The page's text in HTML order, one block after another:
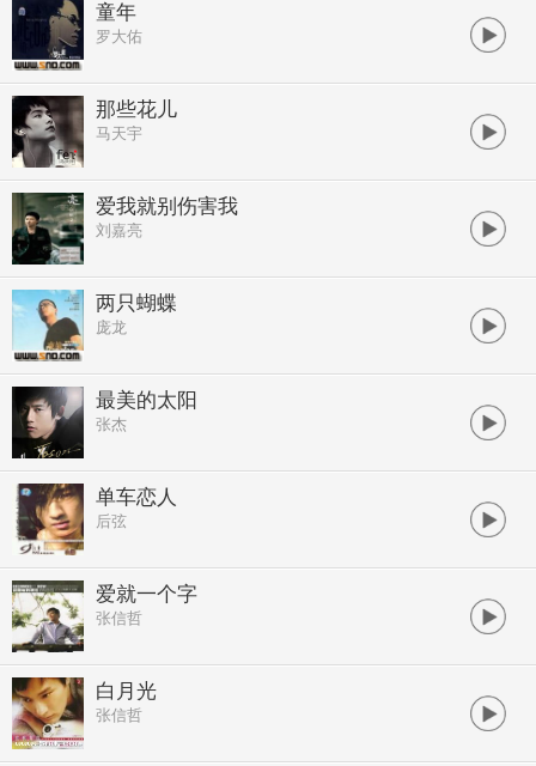
童年
罗大佑
那些花儿
马天宇
爱我就别伤害我
刘嘉亮
两只蝴蝶
庞龙
最美的太阳
张杰
单车恋人
后弦
爱就一个字
张信哲
白月光
张信哲